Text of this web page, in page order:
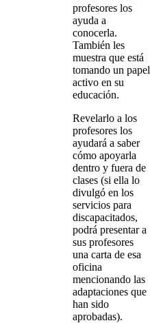
profesores los
ayuda a
conocerla.
También les
muestra que está
tomando un papel
activo en su
educación.
Revelarlo a los
profesores los
ayudará a saber
cómo apoyarla
dentro y fuera de
clases (si ella lo
divulgó en los
servicios para
discapacitados,
podrá presentar a
sus profesores
una carta de esa
oficina
mencionando las
adaptaciones que
han sido
aprobadas).